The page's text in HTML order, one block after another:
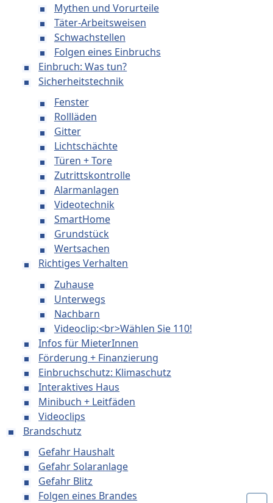
Mythen und Vorurteile
Täter-Arbeitsweisen
Schwachstellen
Folgen eines Einbruchs
Einbruch: Was tun?
Sicherheitstechnik
Fenster
Rollläden
Gitter
Lichtschächte
Türen + Tore
Zutrittskontrolle
Alarmanlagen
Videotechnik
SmartHome
Grundstück
Wertsachen
Richtiges Verhalten
Zuhause
Unterwegs
Nachbarn
Videoclip:<br>Wählen Sie 110!
Infos für MieterInnen
Förderung + Finanzierung
Einbruchschutz: Klimaschutz
Interaktives Haus
Minibuch + Leitfäden
Videoclips
Brandschutz
Gefahr Haushalt
Gefahr Solaranlage
Gefahr Blitz
Folgen eines Brandes